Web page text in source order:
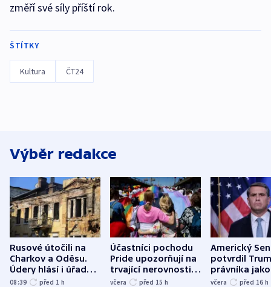
změří své síly příští rok.
ŠTÍTKY
Kultura ČT24
Výběr redakce
Rusové útočili na
Charkov a Oděsu.
Údery hlásí i úřady v
Bělgorodu
08:39 před 1 h
Účastníci pochodu
Pride upozorňují na
trvající nerovnosti i
společenskou
včera před 15 h
Americký
potvrdil
právníka jako
ministra
včera před 16 h